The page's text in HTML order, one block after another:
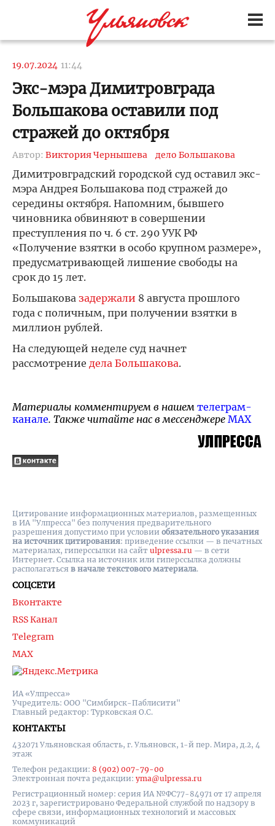
19.07.2024 11:44
Экс-мэра Димитровграда
Большакова оставили под
стражей до октября
Автор: Виктория Чернышева дело Большакова
Димитровградский городской суд оставил экс-
мэра Андрея Большакова под стражей до
середины октября. Напомним, бывшего
чиновника обвиняют в совершении
преступления по ч. 6 ст. 290 УУК РФ
«Получение взятки в особо крупном размере»,
предусматривающей лишение свободы на
срок до 15 лет.
Большакова задержали 8 августа прошлого
года с поличным, при получении взятки в
миллион рублей.
На следующей неделе суд начнет
рассмотрение дела Большакова.
Материалы комментируем в нашем телеграм-
канале. Также читайте нас в мессенджере MAX
ИА «Улпресса»
Учредитель: ООО "Симбирск-Паблисити"
Главный редактор: Турковская О.С.
КОНТАКТЫ
432071 Ульяновская область, г. Ульяновск, 1-й пер. Мира, д.2, 4
этаж
Телефон редакции: 8 (902) 007-79-00
Электронная почта редакции: yma@ulpressa.ru
Регистрационный номер: серия ИА №ФС77-84971 от 17 апреля
2023 г, зарегистрировано Федеральной службой по надзору в
сфере связи, информационных технологий и массовых
коммуникаций
СОЦСЕТИ
Вконтакте
RSS Канал
Telegram
MAX
Цитирование информационных материалов, размещенных
в ИА "Улпресса" без получения предварительного
разрешения допустимо при условии обязательного указания
на источник цитирования: приведение ссылки — в печатных
материалах, гиперссылки на cайт ulpressa.ru — в сети
Интернет. Ссылка на источник или гиперссылка должны
располагаться в начале текстового материала.